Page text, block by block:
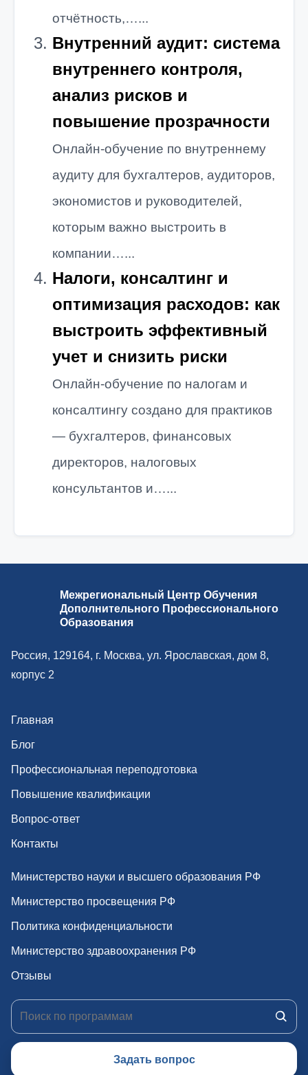
отчётность,…...
Внутренний аудит: система
внутреннего контроля,
анализ рисков и
повышение прозрачности
Онлайн-обучение по внутреннему
аудиту для бухгалтеров, аудиторов,
экономистов и руководителей,
которым важно выстроить в
компании…...
Налоги, консалтинг и
оптимизация расходов: как
выстроить эффективный
учет и снизить риски
Онлайн-обучение по налогам и
консалтингу создано для практиков
— бухгалтеров, финансовых
директоров, налоговых
консультантов и…...
Межрегиональный Центр Обучения
Дополнительного Профессионального
Образования
Россия, 129164, г. Москва, ул. Ярославская, дом 8,
корпус 2
Главная
Блог
Профессиональная переподготовка
Повышение квалификации
Вопрос-ответ
Контакты
Министерство науки и высшего образования РФ
Министерство просвещения РФ
Политика конфиденциальности
Министерство здравоохранения РФ
Отзывы
Задать вопрос